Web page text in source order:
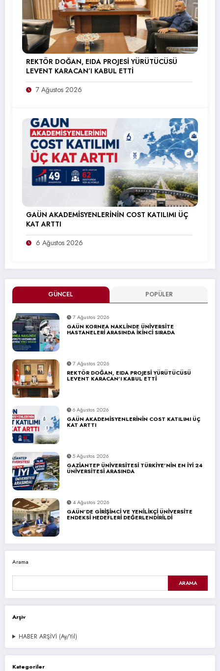
GÜNCEL POPÜLER
7 Ağustos 2026
GAÜN KORNEA NAKLİNDE ÜNİVERSİTE
HASTANELERİ ARASINDA İKİNCİ SIRADA
7 Ağustos 2026
REKTÖR DOĞAN, EIDA PROJESİ YÜRÜTÜCÜSÜ
LEVENT KARACAN’I KABUL ETTİ
6 Ağustos 2026
GAÜN AKADEMİSYENLERİNİN COST KATILIMI ÜÇ
KAT ARTTI
5 Ağustos 2026
GAZİANTEP ÜNİVERSİTESİ TÜRKİYE’NİN EN İYİ 24
ÜNİVERSİTESİ ARASINDA
4 Ağustos 2026
GAÜN’DE GİRİŞİMCİ VE YENİLİKÇİ ÜNİVERSİTE
ENDEKSİ HEDEFLERİ DEĞERLENDİRİLDİ
Arama
ARAMA
Arşiv
HABER ARŞİVİ (Ay/Yıl)
Kategoriler
REKTÖR DOĞAN, EIDA PROJESİ YÜRÜTÜCÜSÜ
LEVENT KARACAN’I KABUL ETTİ
7 Ağustos 2026
GAÜN AKADEMİSYENLERİNİN COST KATILIMI ÜÇ
KAT ARTTI
6 Ağustos 2026